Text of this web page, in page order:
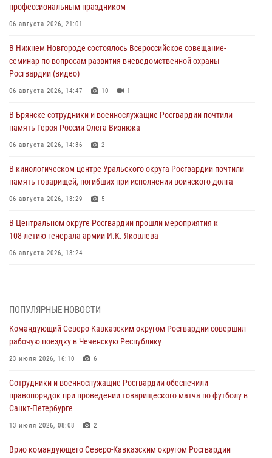
профессиональным праздником
06 августа 2026, 21:01
В Нижнем Новгороде состоялось Всероссийское совещание-
семинар по вопросам развития вневедомственной охраны
Росгвардии (видео)
06 августа 2026, 14:47 10 1
В Брянске сотрудники и военнослужащие Росгвардии почтили
память Героя России Олега Визнюка
06 августа 2026, 14:36 2
В кинологическом центре Уральского округа Росгвардии почтили
память товарищей, погибших при исполнении воинского долга
06 августа 2026, 13:29 5
В Центральном округе Росгвардии прошли мероприятия к
108‑летию генерала армии И.К. Яковлева
06 августа 2026, 13:24
06 августа 2026, 12:35 1
Росгвардейцы провели выставку вооружения для участников сбора
«Гвардеец» в Пензе (видео)
06 августа 2026, 12:00
В Курске росгвардейцы приняли участие в митинге, посвященном
второй годовщине вторжения ВСУ на территорию области
06 августа 2026, 11:56
угрожавшего подростку травматическим пистолетом
ПОПУЛЯРНЫЕ НОВОСТИ
Командующий Северо-Кавказским округом Росгвардии совершил
рабочую поездку в Чеченскую Республику
23 июля 2026, 16:10 6
Сотрудники и военнослужащие Росгвардии обеспечили
правопорядок при проведении товарищеского матча по футболу в
Санкт-Петербурге
13 июля 2026, 08:08 2
Врио командующего Северо-Кавказским округом Росгвардии